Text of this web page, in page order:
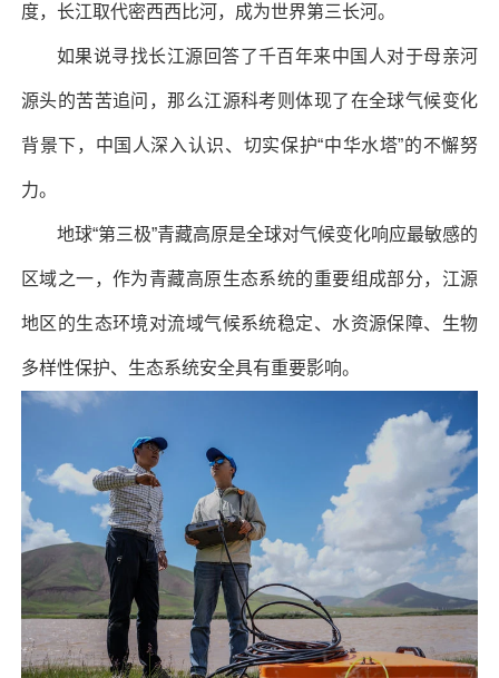
度，长江取代密西西比河，成为世界第三长河。
如果说寻找长江源回答了千百年来中国人对于母亲河
源头的苦苦追问，那么江源科考则体现了在全球气候变化
背景下，中国人深入认识、切实保护“中华水塔”的不懈努
力。
地球“第三极”青藏高原是全球对气候变化响应最敏感的
区域之一，作为青藏高原生态系统的重要组成部分，江源
地区的生态环境对流域气候系统稳定、水资源保障、生物
多样性保护、生态系统安全具有重要影响。